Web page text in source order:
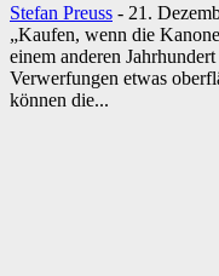
Stefan Preuss - 21.
„Kaufen, wenn die
einem anderen
Verwerfungen etwas
können die...